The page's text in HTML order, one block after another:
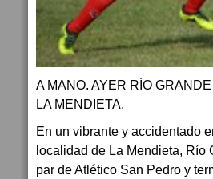
A MANO. AYER RÍO
LA MENDIETA.
En un vibrante y accidentado
localidad de La Mendieta, Río
par de Atlético San Pedro y